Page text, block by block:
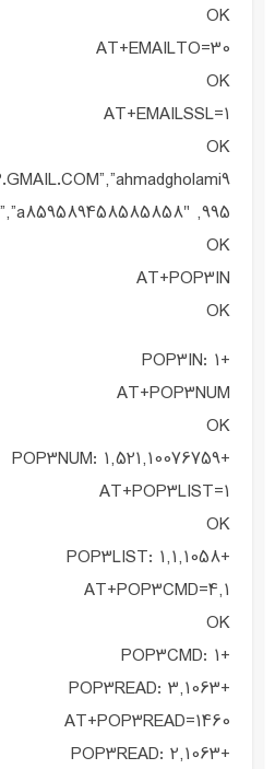
OK
AT+EMAILTO=30
OK
AT+EMAILSSL=1
OK
,995
OK
AT+POP3IN
OK
+POP3IN: 1
AT+POP3NUM
OK
+POP3NUM: 1,521,10076759
AT+POP3LIST=1
OK
+POP3LIST: 1,1,1058
AT+POP3CMD=4,1
OK
+POP3CMD: 1
+POP3READ: 3,1063
AT+POP3READ=1460
+POP3READ: 2,1063